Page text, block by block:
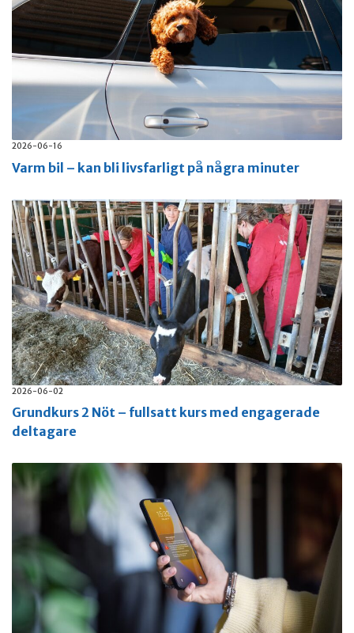
2026-06-16
Varm bil – kan bli livsfarligt på några minuter
2026-06-02
Grundkurs 2 Nöt – fullsatt kurs med engagerade
deltagare